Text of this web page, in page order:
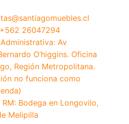
26047294
Av
O’higgins. Oficina
Región Metropolitana.
no funciona como
RM: Bodega en Longovilo,
Melipilla